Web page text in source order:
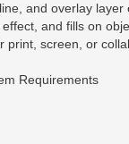
and overlay layer
and fills on
print, screen, or
Requirements